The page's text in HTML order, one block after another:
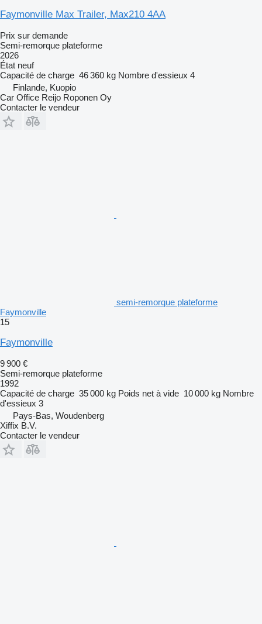
Faymonville Max Trailer, Max210 4AA
Prix sur demande
Semi-remorque plateforme
2026
État neuf
Capacité de charge 46 360 kg Nombre d'essieux 4
Finlande, Kuopio
Car Office Reijo Roponen Oy
Contacter le vendeur
semi-remorque plateforme
Faymonville
15
Faymonville
9 900 €
Semi-remorque plateforme
1992
Capacité de charge 35 000 kg Poids net à vide 10 000 kg Nombre
d'essieux 3
Pays-Bas, Woudenberg
Xiffix B.V.
Contacter le vendeur